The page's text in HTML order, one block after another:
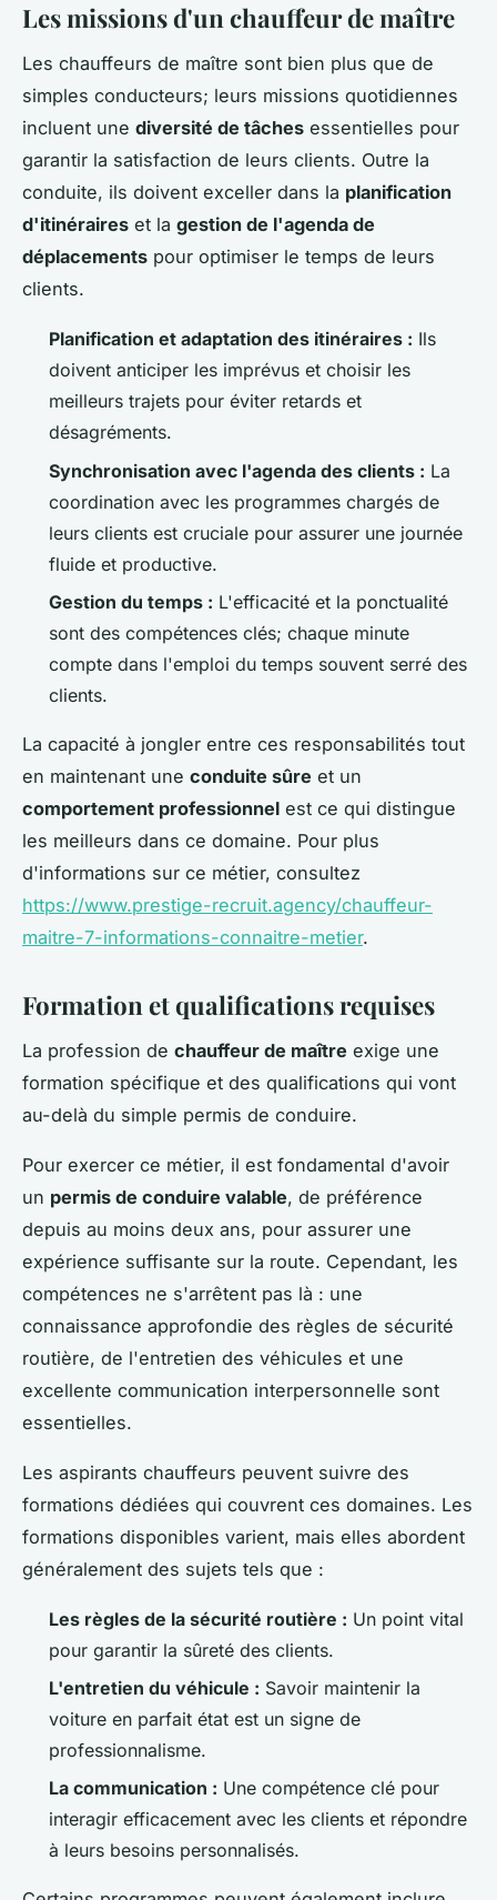
Les missions d'un chauffeur de maître
Les chauffeurs de maître sont bien plus que de
simples conducteurs; leurs missions quotidiennes
incluent une diversité de tâches essentielles pour
garantir la satisfaction de leurs clients. Outre la
conduite, ils doivent exceller dans la planification
d'itinéraires et la gestion de l'agenda de
déplacements pour optimiser le temps de leurs
clients.
Planification et adaptation des itinéraires : Ils
doivent anticiper les imprévus et choisir les
meilleurs trajets pour éviter retards et
désagréments.
Synchronisation avec l'agenda des clients : La
coordination avec les programmes chargés de
leurs clients est cruciale pour assurer une journée
fluide et productive.
Gestion du temps : L'efficacité et la ponctualité
sont des compétences clés; chaque minute
compte dans l'emploi du temps souvent serré des
clients.
La capacité à jongler entre ces responsabilités tout
en maintenant une conduite sûre et un
comportement professionnel est ce qui distingue
les meilleurs dans ce domaine. Pour plus
d'informations sur ce métier, consultez
https://www.prestige-recruit.agency/chauffeur-
maitre-7-informations-connaitre-metier.
Formation et qualifications requises
La profession de chauffeur de maître exige une
formation spécifique et des qualifications qui vont
au-delà du simple permis de conduire.
Pour exercer ce métier, il est fondamental d'avoir
un permis de conduire valable, de préférence
depuis au moins deux ans, pour assurer une
expérience suffisante sur la route. Cependant, les
compétences ne s'arrêtent pas là : une
connaissance approfondie des règles de sécurité
routière, de l'entretien des véhicules et une
excellente communication interpersonnelle sont
essentielles.
Les aspirants chauffeurs peuvent suivre des
formations dédiées qui couvrent ces domaines. Les
formations disponibles varient, mais elles abordent
généralement des sujets tels que :
Les règles de la sécurité routière : Un point vital
pour garantir la sûreté des clients.
L'entretien du véhicule : Savoir maintenir la
voiture en parfait état est un signe de
professionnalisme.
La communication : Une compétence clé pour
interagir efficacement avec les clients et répondre
à leurs besoins personnalisés.